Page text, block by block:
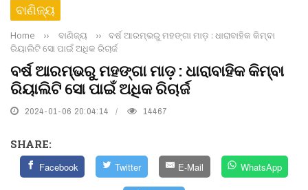
ବାଣିଜ୍ୟ
Home ›› ବାଣିଜ୍ୟ ››
ବର୍ଷ ଆରମ୍ଭରୁ ମହଙ୍ଗା ମାଡ଼ : ଧାରାବାହିକ କିମ୍ବା
ରିୟାଲିଟି ସୋ ପାଇଁ ଅଧିକ ରିଚାର୍ଜ
ବର୍ଷ ଆରମ୍ଭରୁ ମହଙ୍ଗା ମାଡ଼ : ଧାରାବାହିକ କିମ୍ବା
ରିୟାଲିଟି ସୋ ପାଇଁ ଅଧିକ ରିଚାର୍ଜ
2024-01-06 20:04:14 14467
SHARE:
Facebook Twitter E-Mail WhatsApp